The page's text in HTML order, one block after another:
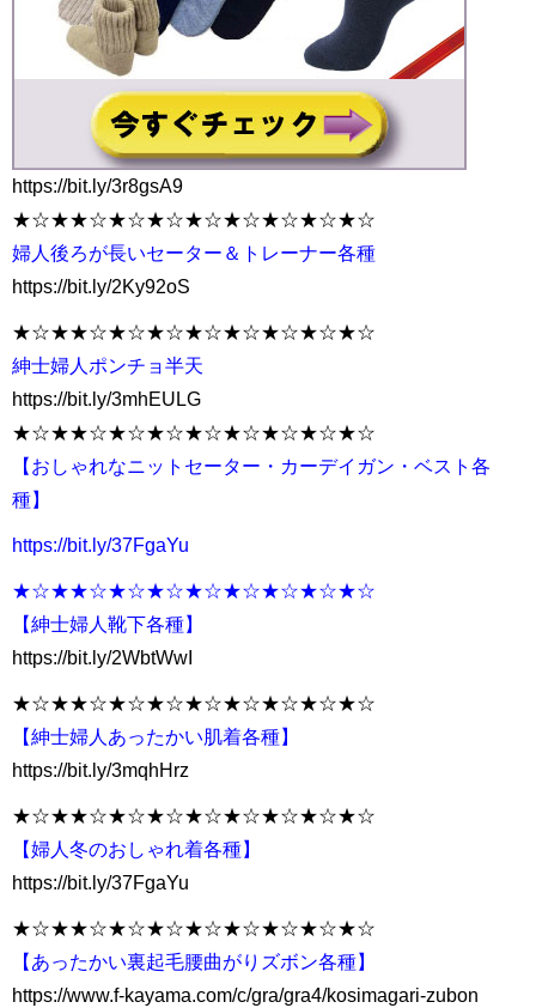
https://bit.ly/3r8gsA9
★☆★★☆★☆★☆★☆★☆★☆★☆★☆
婦人後ろが長いセーター＆トレーナー各種
https://bit.ly/2Ky92oS
★☆★★☆★☆★☆★☆★☆★☆★☆★☆
紳士婦人ポンチョ半天
https://bit.ly/3mhEULG
★☆★★☆★☆★☆★☆★☆★☆★☆★☆
【おしゃれなニットセーター・カーデイガン・ベスト各
種】
https://bit.ly/37FgaYu
★☆★★☆★☆★☆★☆★☆★☆★☆★☆
【紳士婦人靴下各種】
https://bit.ly/2WbtWwI
★☆★★☆★☆★☆★☆★☆★☆★☆★☆
【紳士婦人あったかい肌着各種】
https://bit.ly/3mqhHrz
★☆★★☆★☆★☆★☆★☆★☆★☆★☆
【婦人冬のおしゃれ着各種】
https://bit.ly/37FgaYu
★☆★★☆★☆★☆★☆★☆★☆★☆★☆
【あったかい裏起毛腰曲がりズボン各種】
https://www.f-kayama.com/c/gra/gra4/kosimagari-zubon